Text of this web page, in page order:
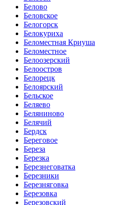
Белово
Беловское
Белогорск
Белокуриха
Беломестная Криуша
Беломестное
Белоозерский
Белоостров
Белорецк
Белоярский
Бельское
Беляево
Беляниново
Белячий
Бердск
Береговое
Береза
Березка
Березнеговатка
Березники
Березняговка
Березовка
Березовский